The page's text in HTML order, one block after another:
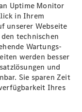
Uptime Monitor
in Ihrem
unserer Webseite
technischen
Wartungs-
werden besser
und
Sie sparen Zeit
Ihres